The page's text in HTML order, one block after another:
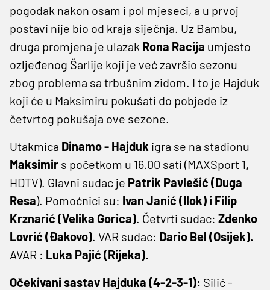
pogodak nakon osam i pol mjeseci, a u prvoj
postavi nije bio od kraja siječnja. Uz Bambu,
druga promjena je ulazak Rona Racija umjesto
ozljeđenog Šarlije koji je već završio sezonu
zbog problema sa trbušnim zidom. I to je Hajduk
koji će u Maksimiru pokušati do pobjede iz
četvrtog pokušaja ove sezone.
Utakmica Dinamo - Hajduk igra se na stadionu
Maksimir s početkom u 16.00 sati (MAXSport 1,
HDTV). Glavni sudac je Patrik Pavlešić (Duga
Resa). Pomoćnici su: Ivan Janić (Ilok) i Filip
Krznarić (Velika Gorica). Četvrti sudac: Zdenko
Lovrić (Đakovo). VAR sudac: Dario Bel (Osijek).
AVAR : Luka Pajić (Rijeka).
Očekivani sastav Hajduka (4-2-3-1): Silić -